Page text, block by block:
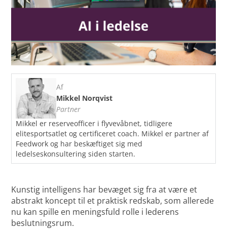
Af
Mikkel Norqvist
Partner
Mikkel er reserveofficer i flyvevåbnet, tidligere
elitesportsatlet og certificeret coach. Mikkel er partner af
Feedwork og har beskæftiget sig med
ledelseskonsultering siden starten.
Kunstig intelligens har bevæget sig fra at være et
abstrakt koncept til et praktisk redskab, som allerede
nu kan spille en meningsfuld rolle i lederens
beslutningsrum.